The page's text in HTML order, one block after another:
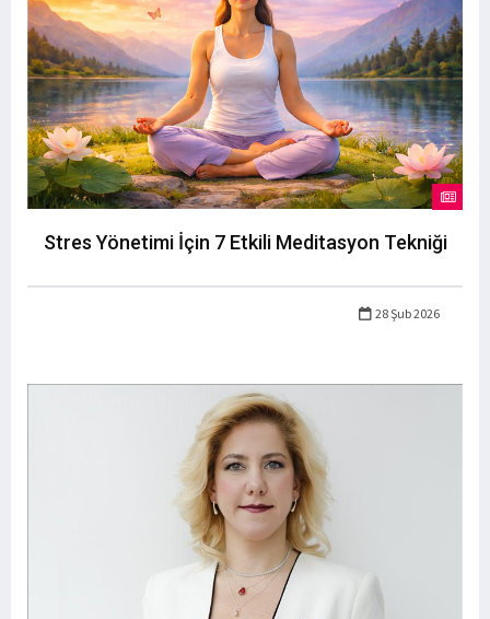
Stres Yönetimi İçin 7 Etkili Meditasyon Tekniği
28 Şub 2026